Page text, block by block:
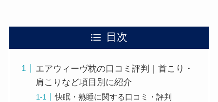
目次
エアウィーヴ枕の口コミ評判｜首こり・
肩こりなど項目別に紹介
快眠・熟睡に関する口コミ・評判